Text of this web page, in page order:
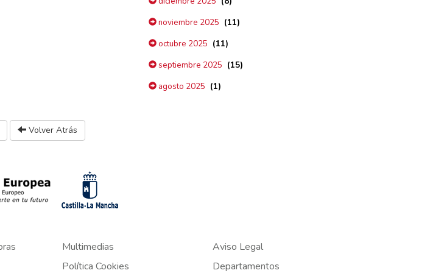
noviembre 2025 (11)
octubre 2025 (11)
septiembre 2025 (15)
agosto 2025 (1)
Volver Atrás
Multimedias
Aviso Legal
Política Cookies Departamentos